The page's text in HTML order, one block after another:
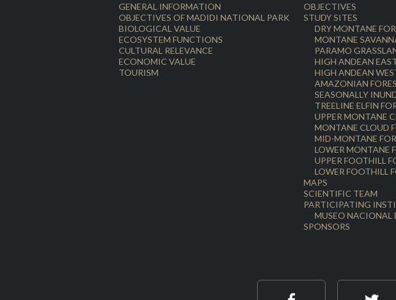
GENERAL INFORMATION
OBJECTIVES OF MADIDI NATIONAL PARK
BIOLOGICAL VALUE
ECOSYSTEM FUNCTIONS
CULTURAL RELEVANCE
ECONOMIC VALUE
TOURISM
OBJECTIVES
STUDY SITES
DRY MONTANE
MONTANE
PARAMO
HIGH ANDEAN
HIGH ANDEAN
AMAZONIAN
SEASONALLY
TREELINE ELFIN
UPPER MONTANE
MONTANE CLOUD
MID-MONTANE
LOWER MONTANE
UPPER FOOTHILL
LOWER FOOTHILL
MAPS
SCIENTIFIC TEAM
PARTICIPATING
MUSEO NACIONAL
SPONSORS